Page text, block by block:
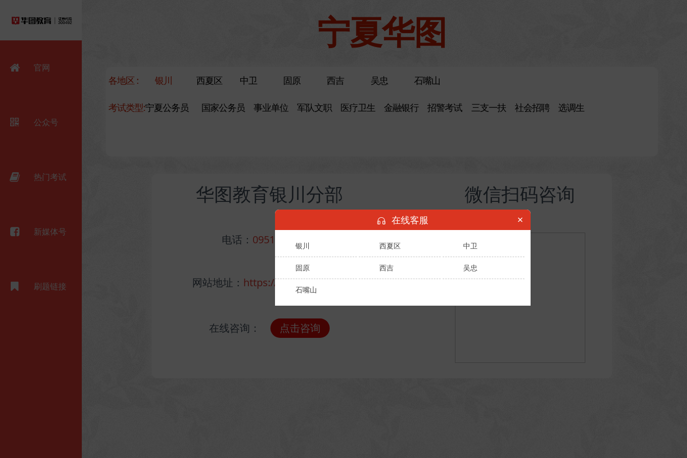
官网
公众号
热门考试
新媒体号
刷题链接
宁夏华图
各地区 : 银川 西夏区 中卫 固原 西吉 吴忠 石嘴山
考试类型:宁夏公务员 国家公务员 事业单位 军队文职 医疗卫生 金融银行 招警考试 三支一扶 社会招聘 选调生
华图教育银川分部
电话： 0951-6028571
网站地址： https://nx.huatu.com/
在线咨询： 点击咨询
微信扫码咨询
在线客服 ×
银川 西夏区 中卫
固原 西吉 吴忠
石嘴山